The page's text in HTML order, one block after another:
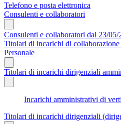
Telefono e posta elettronica
Consulenti e collaboratori
Consulenti e collaboratori dal 23/05/
Titolari di incarichi di collaborazione
Personale
Titolari di incarichi dirigenziali
Incarichi amministrativi di
Titolari di incarichi dirigenziali